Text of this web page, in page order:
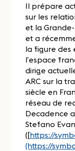
Il prépare
sur les
et la
et a
la figure des
l’espace
dirige
ARC sur la
siècle en
réseau de
Decadence
Stefano
([https://
(https://